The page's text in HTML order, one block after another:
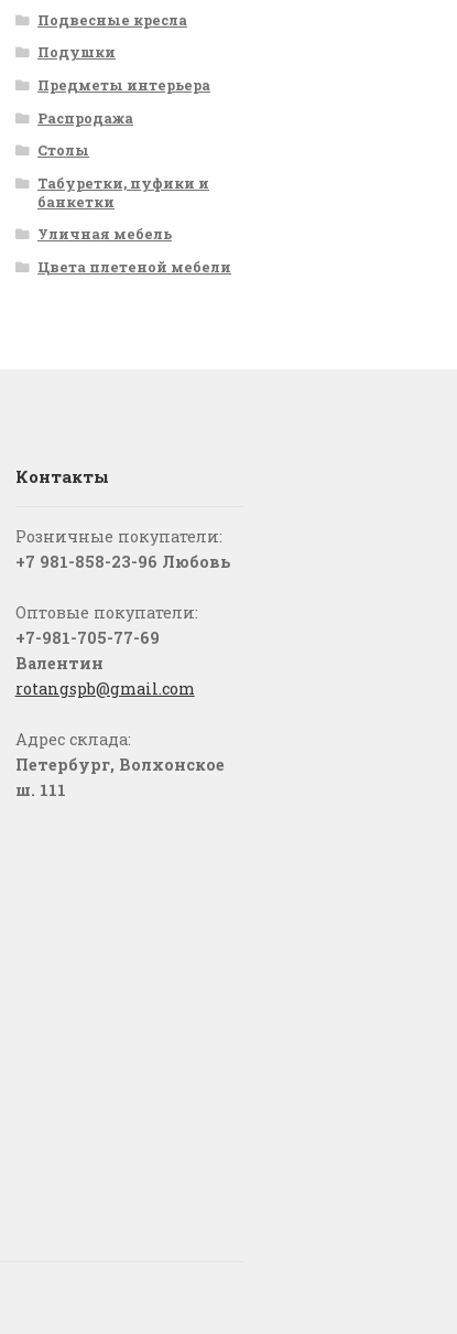
Подвесные кресла
Подушки
Предметы интерьера
Распродажа
Столы
Табуретки, пуфики и
банкетки
Уличная мебель
Цвета плетеной мебели
Контакты
Розничные покупатели:
+7 981-858-23-96 Любовь
Оптовые покупатели:
+7-981-705-77-69
Валентин
rotangspb@gmail.com
Адрес склада:
Петербург, Волхонское
ш. 111